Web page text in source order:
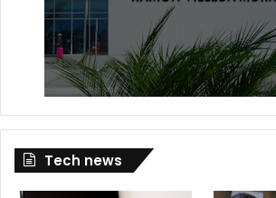
Tech news